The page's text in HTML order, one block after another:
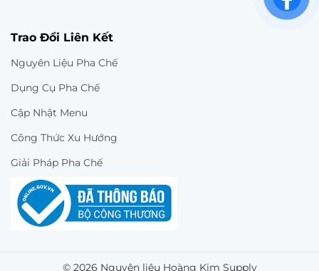
Trao Đổi Liên Kết
Nguyên Liệu Pha Chế
Dụng Cụ Pha Chế
Cập Nhật Menu
Công Thức Xu Hướng
Giải Pháp Pha Chế
© 2026 Nguyên liệu Hoàng Kim Supply